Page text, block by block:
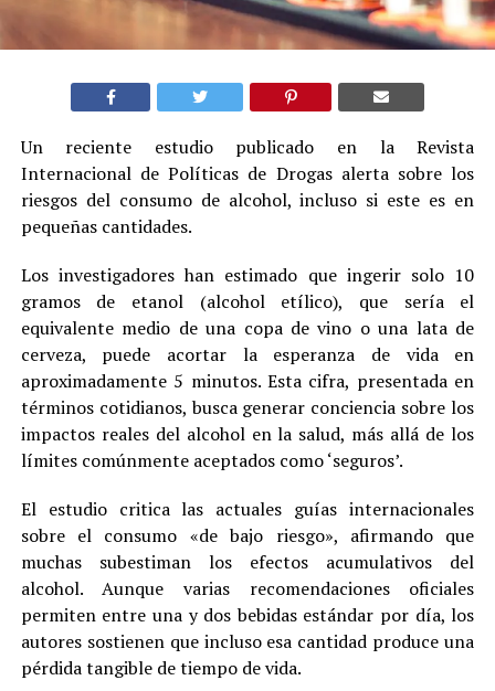
Un reciente estudio publicado en la Revista
Internacional de Políticas de Drogas alerta sobre los
riesgos del consumo de alcohol, incluso si este es en
pequeñas cantidades.
Los investigadores han estimado que ingerir solo 10
gramos de etanol (alcohol etílico), que sería el
equivalente medio de una copa de vino o una lata de
cerveza, puede acortar la esperanza de vida en
aproximadamente 5 minutos. Esta cifra, presentada en
términos cotidianos, busca generar conciencia sobre los
impactos reales del alcohol en la salud, más allá de los
límites comúnmente aceptados como ‘seguros’.
El estudio critica las actuales guías internacionales
sobre el consumo «de bajo riesgo», afirmando que
muchas subestiman los efectos acumulativos del
alcohol. Aunque varias recomendaciones oficiales
permiten entre una y dos bebidas estándar por día, los
autores sostienen que incluso esa cantidad produce una
pérdida tangible de tiempo de vida.